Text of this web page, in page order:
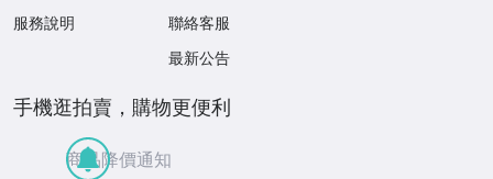
服務說明
聯絡客服
最新公告
手機逛拍賣，購物更便利
商品降價通知